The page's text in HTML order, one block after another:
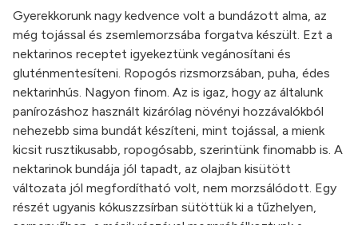
Gyerekkorunk nagy kedvence volt a bundázott alma, az
még tojással és zsemlemorzsába forgatva készült. Ezt a
nektarinos receptet igyekeztünk vegánosítani és
gluténmentesíteni. Ropogós rizsmorzsában, puha, édes
nektarinhús. Nagyon finom. Az is igaz, hogy az általunk
panírozáshoz használt kizárólag növényi hozzávalókból
nehezebb sima bundát készíteni, mint tojással, a mienk
kicsit rusztikusabb, ropogósabb, szerintünk finomabb is. A
nektarinok bundája jól tapadt, az olajban kisütött
változata jól megfordítható volt, nem morzsálódott. Egy
részét ugyanis kókuszzsírban sütöttük ki a tűzhelyen,